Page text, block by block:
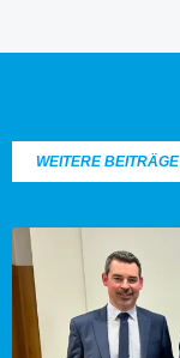
WEITERE BEITRÄGE